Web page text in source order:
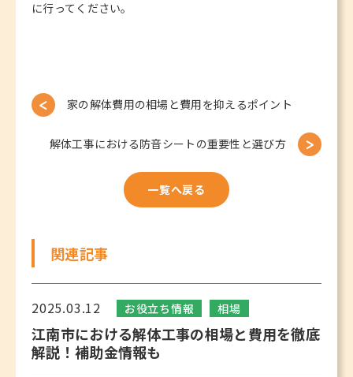
に行ってください。
家の解体費用の相場と費用を抑えるポイント
解体工事における防音シートの重要性と選び方
一覧へ戻る
関連記事
2025.03.12 お役立ち情報 相場
江南市における解体工事の相場と費用を徹底
解説！補助金情報も